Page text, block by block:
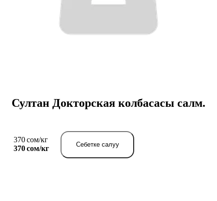
Султан Докторская колбасасы салм.
370 сом/кг
370 сом/кг Себетке салуу